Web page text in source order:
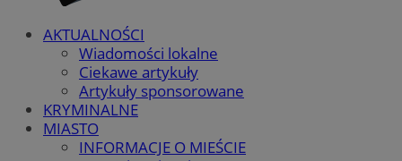
AKTUALNOŚCI
Wiadomości lokalne
Ciekawe artykuły
Artykuły sponsorowane
KRYMINALNE
MIASTO
INFORMACJE O MIEŚCIE